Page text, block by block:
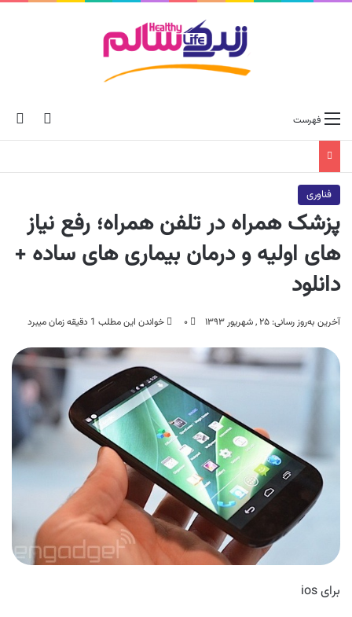
skin فهرست
فناوری
پزشک همراه در تلفن همراه؛ رفع نیاز
های اولیه و درمان بیماری های ساده +
دانلود
آخرین به‌روز رسانی: ۲۵ , شهریور ۱۳۹۳ ۰ خواندن این مطلب 1 دقیقه زمان میبرد
برای ios